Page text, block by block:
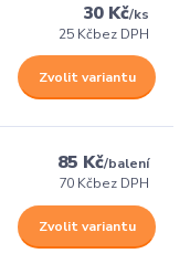
30 Kč/ks
25 Kčbez DPH
Zvolit variantu
85 Kč/balení
70 Kčbez DPH
Zvolit variantu